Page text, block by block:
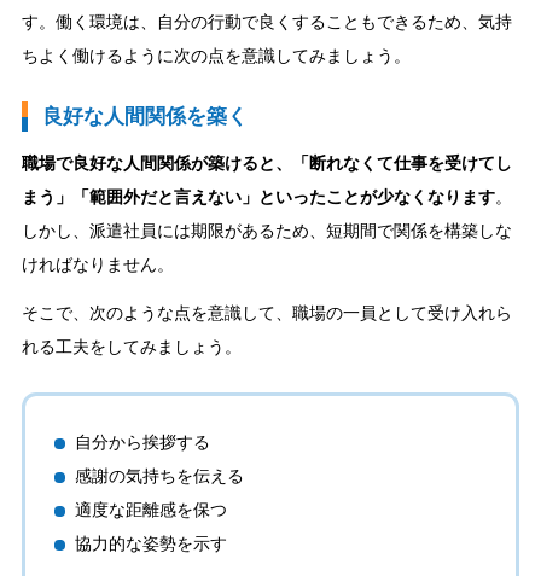
す。働く環境は、自分の行動で良くすることもできるため、気持
ちよく働けるように次の点を意識してみましょう。
良好な人間関係を築く
職場で良好な人間関係が築けると、「断れなくて仕事を受けてし
まう」「範囲外だと言えない」といったことが少なくなります。
しかし、派遣社員には期限があるため、短期間で関係を構築しな
ければなりません。
そこで、次のような点を意識して、職場の一員として受け入れら
れる工夫をしてみましょう。
自分から挨拶する
感謝の気持ちを伝える
適度な距離感を保つ
協力的な姿勢を示す